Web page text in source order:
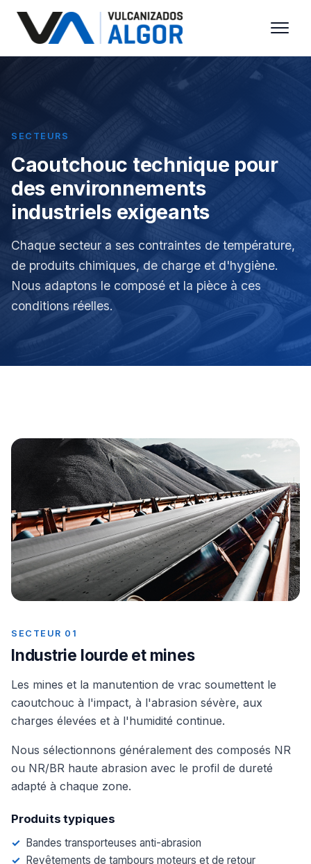
SECTEURS
Caoutchouc technique pour
des environnements
industriels exigeants
Chaque secteur a ses contraintes de température,
de produits chimiques, de charge et d'hygiène.
Nous adaptons le composé et la pièce à ces
conditions réelles.
SECTEUR 01
Industrie lourde et mines
Les mines et la manutention de vrac soumettent le
caoutchouc à l'impact, à l'abrasion sévère, aux
charges élevées et à l'humidité continue.
Nous sélectionnons généralement des composés NR
ou NR/BR haute abrasion avec le profil de dureté
adapté à chaque zone.
Produits typiques
Bandes transporteuses anti-abrasion
Revêtements de tambours moteurs et de retour